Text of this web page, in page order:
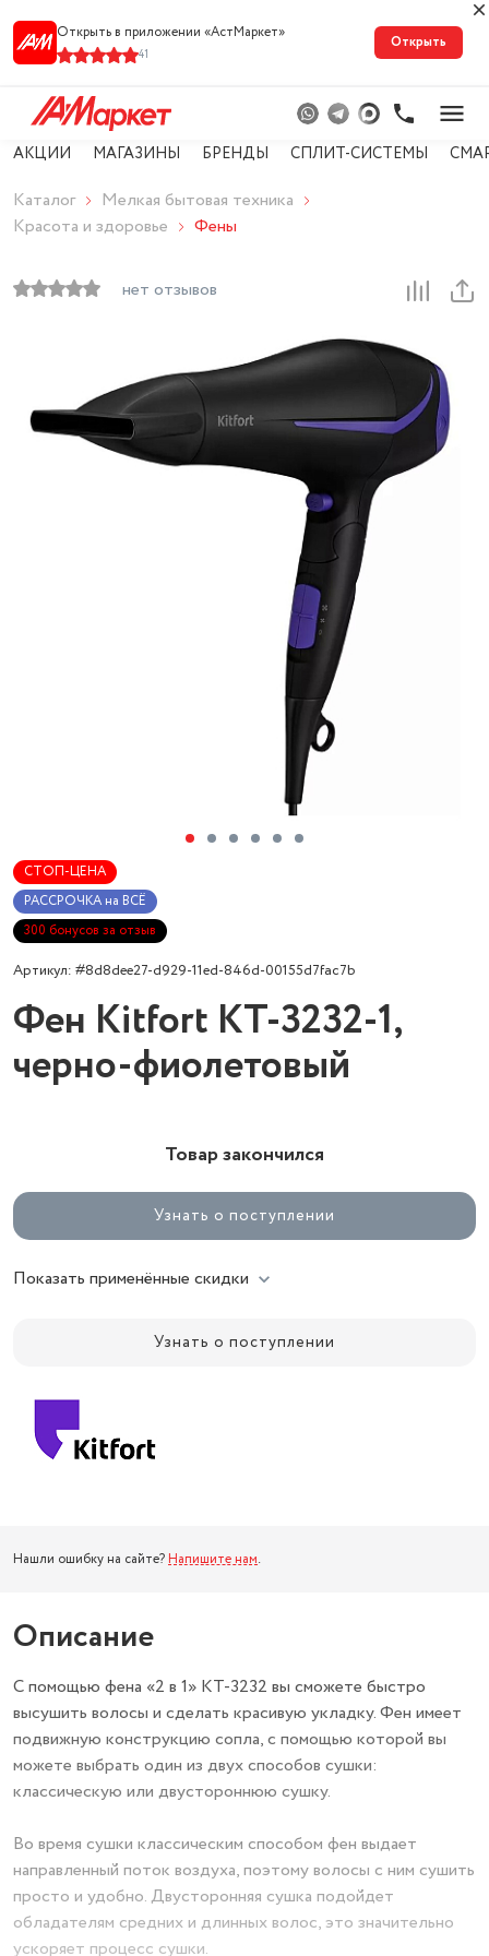
Открыть в приложении «АстМарке‪т‬»
41
Открыть
АКЦИИ МАГАЗИНЫ БРЕНДЫ СПЛИТ-СИСТЕМЫ
Каталог
Мелкая бытовая техника
Красота и здоровье
Фены
нет отзывов
СТОП-ЦЕНА
РАССРОЧКА на ВСЁ
300 бонусов за отзыв
Артикул: #8d8dee27-d929-11ed-846d-00155d7fac7b
Фен Kitfort КТ-3232-1,
черно-фиолетовый
Товар закончился
Узнать о поступлении
Показать применённые скидки
Узнать о поступлении
Нашли ошибку на сайте? Напишите нам.
Описание
С помощью фена «2 в 1» КТ-3232 вы сможете быстро
высушить волосы и сделать красивую укладку. Фен имеет
подвижную конструкцию сопла, с помощью которой вы
можете выбрать один из двух способов сушки:
классическую или двустороннюю сушку.
Во время сушки классическим способом фен выдает
направленный поток воздуха, поэтому волосы с ним сушить
просто и удобно. Двусторонняя сушка подойдет
обладателям средних и длинных волос, это значительно
ускоряет процесс сушки.